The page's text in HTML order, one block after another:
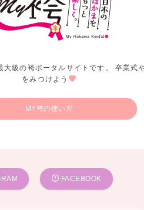
級の袴ポータルサイトです。 卒業式
をみつけよう
MY袴の使い方
FACEBOOK